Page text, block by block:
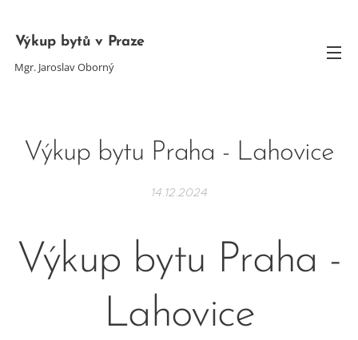
Výkup bytů v Praze
Mgr. Jaroslav Oborný
Výkup bytu Praha - Lahovice
14.12.2024
Výkup bytu Praha -
Lahovice